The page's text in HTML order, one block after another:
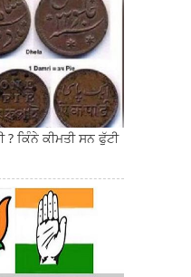
ਕਿੰਨੇ ਕੀਮਤੀ ਸਨ ਫੁੱਟੀ